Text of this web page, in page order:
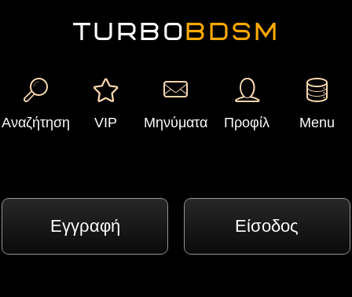
TURBOBDSM
Αναζήτηση VIP Μηνύματα Προφίλ Menu
Εγγραφή Είσοδος